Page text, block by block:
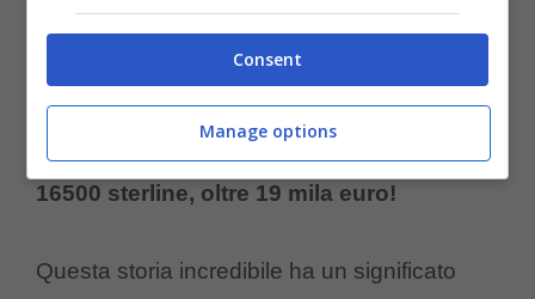
Decidono, quindi, di aprire una raccolta fondi
online e nel giro di pochissimi giorni centinaia
di persone hanno fatto le loro donazioni.La
cifra al quale sono arrivate è superiore ai
16500 sterline, oltre 19 mila euro!
Questa storia incredibile ha un significato
Consent
Manage options